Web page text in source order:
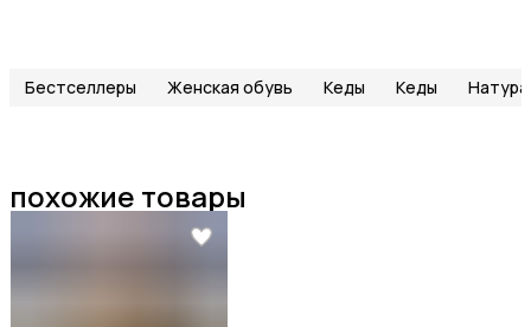
Бестселлеры Женская обувь Кеды Кеды
похожие товары